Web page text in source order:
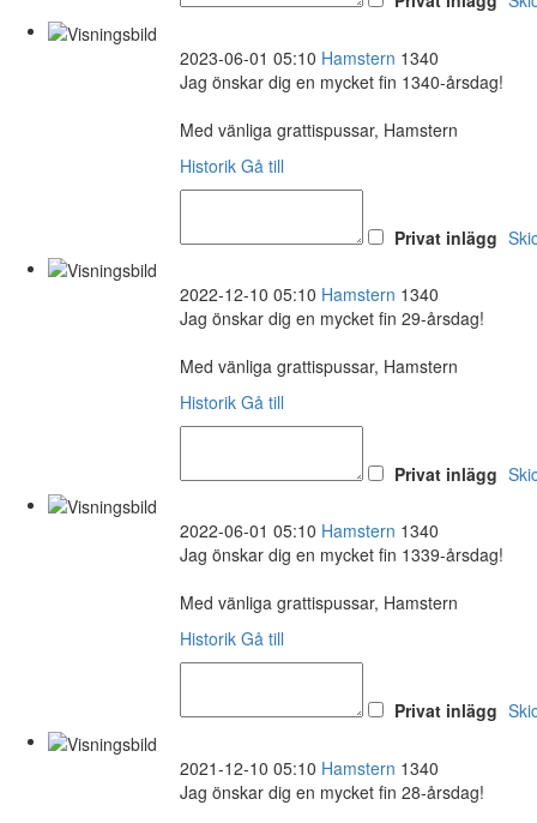
2023-06-01 05:10 Hamstern 1340
Jag önskar dig en mycket fin 1340-årsdag!
Med vänliga grattispussar, Hamstern
Historik Gå till
Privat inlägg
2022-12-10 05:10 Hamstern 1340
Jag önskar dig en mycket fin 29-årsdag!
Med vänliga grattispussar, Hamstern
Historik Gå till
Privat inlägg
2022-06-01 05:10 Hamstern 1340
Jag önskar dig en mycket fin 1339-årsdag!
Med vänliga grattispussar, Hamstern
Historik Gå till
Privat inlägg
2021-12-10 05:10 Hamstern 1340
Jag önskar dig en mycket fin 28-årsdag!